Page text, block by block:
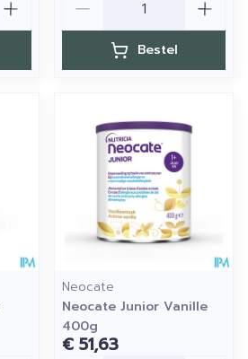
Bestel
Neocate
Neocate Junior Vanille
400g
€ 51,63